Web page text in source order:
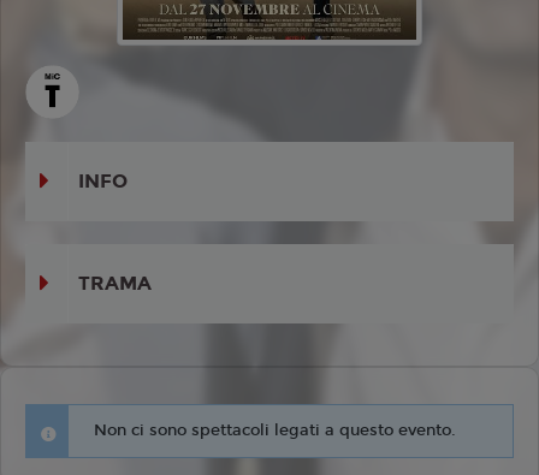
INFO
TRAMA
Non ci sono spettacoli legati a questo evento.